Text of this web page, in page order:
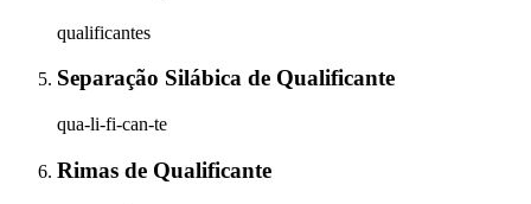
qualificantes
Separação Silábica de Qualificante
qua-li-fi-can-te
Rimas de Qualificante